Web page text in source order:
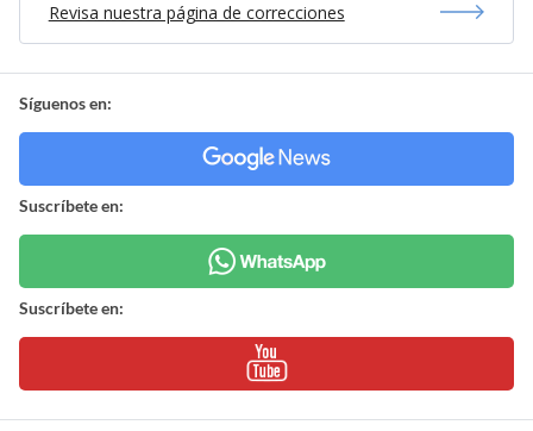
Revisa nuestra página de correcciones
Síguenos en:
Suscríbete en:
Suscríbete en: